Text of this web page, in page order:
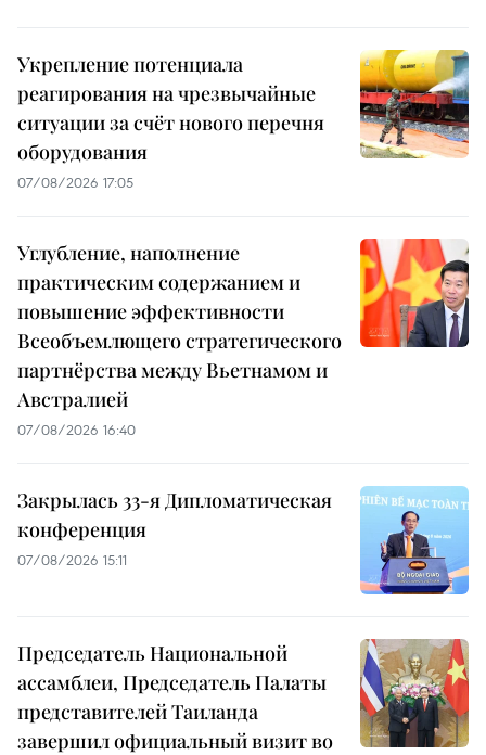
Укрепление потенциала
реагирования на чрезвычайные
ситуации за счёт нового перечня
оборудования
07/08/2026 17:05
Углубление, наполнение
практическим содержанием и
повышение эффективности
Всеобъемлющего стратегического
партнёрства между Вьетнамом и
Австралией
07/08/2026 16:40
Закрылась 33-я Дипломатическая
конференция
07/08/2026 15:11
Председатель Национальной
ассамблеи, Председатель Палаты
представителей Таиланда
завершил официальный визит во